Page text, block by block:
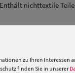
nichttextile
»
zu Ihren Interessen
finden Sie in unserer